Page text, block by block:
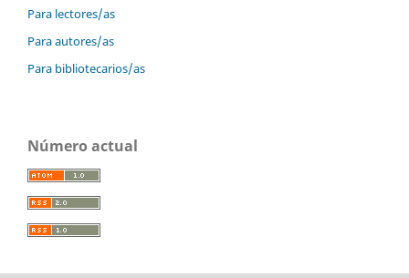
Para lectores/as
Para autores/as
Para bibliotecarios/as
Número actual